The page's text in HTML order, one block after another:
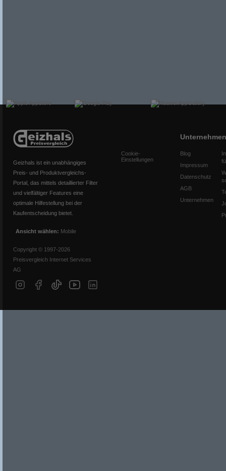
Geizhals ist ein unabhängiges
Preis- und Produktvergleichs-
Portal, das mittels detaillierter Filter
und vielfältiger Features eine
optimale Hilfestellung bei der
Kaufentscheidung bietet.
Ansicht wählen: Mobile
Copyright © 1997-2026
Preisvergleich Internet Services
AG
Cookie-
Einstellungen
Unternehmen
Blog
Impressum
Datenschutz
AGB
Unternehmen